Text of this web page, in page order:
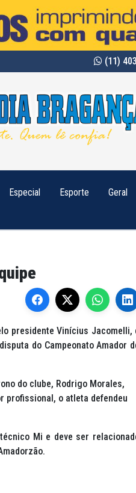
(11)
Especial Esporte Geral
presidente Vinícius Jacomelli,
do Campeonato Amador
do clube, Rodrigo Morales,
profissional, o atleta defendeu
Mi e deve ser